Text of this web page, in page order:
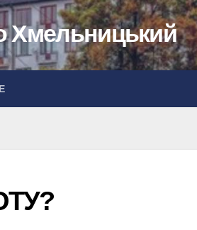
Хмельницький